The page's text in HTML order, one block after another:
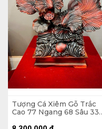
Tượng Cá Xiêm Gỗ Trắc
Cao 77 Ngang 68 Sâu 33